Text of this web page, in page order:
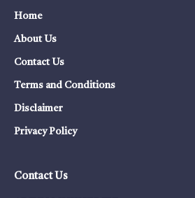
Home
About Us
Contact Us
Terms and Conditions
Disclaimer
Privacy Policy
Contact Us